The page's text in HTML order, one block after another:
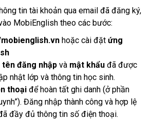
tin tài khoản qua email đã đăng ký,
MobiEnglish theo các bước:
hoặc cài đặt ứng
tên đăng nhập và mật khẩu đã được
nhật lớp và thông tin học sinh.
thoại để hoàn tất ghi danh (ở phần
Đăng nhập thành công và hợp lệ
đầy đủ thông tin số điện thoại.